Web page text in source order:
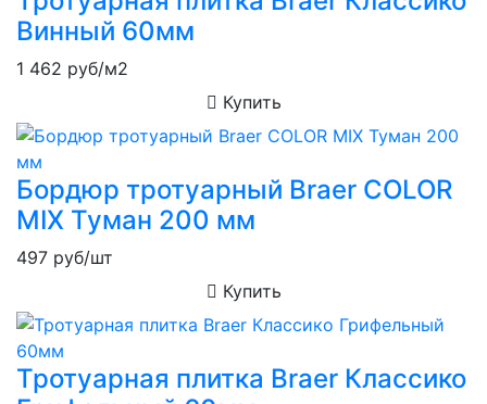
Винный 60мм
1 462 руб/м2
Купить
Бордюр тротуарный Braer COLOR
MIX Туман 200 мм
497 руб/шт
Купить
Тротуарная плитка Braer Классико